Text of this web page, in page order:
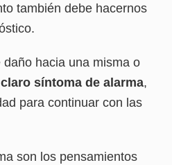
también debe hacernos
hacia una misma o
claro síntoma de alarma,
para continuar con las
son los pensamientos